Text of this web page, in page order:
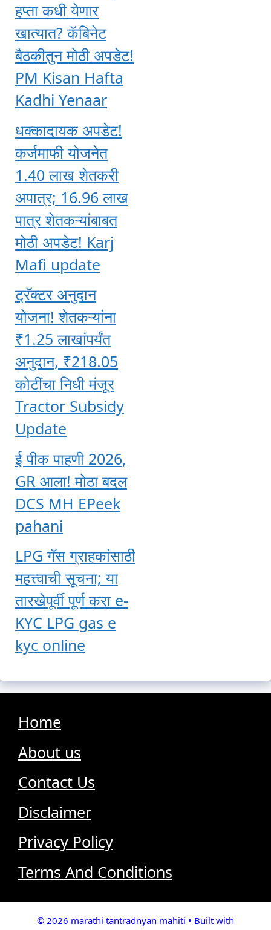
हप्ता कधी येणार
खात्यात? कॅबिनेट
बैठकीतुन मोठी अपडेट!
PM Kisan Hafta
Kadhi Yenaar
धक्कादायक अपडेट!
कर्जमाफी योजनेत
1.40 लाख शेतकरी
अपात्र; 16.96 लाख
पात्र शेतकऱ्यांबाबत
मोठी अपडेट! Karj
Mafi update
ट्रॅक्टर अनुदान
योजना! शेतकऱ्यांना
₹1.25 लाखांपर्यंत
अनुदान, ₹218.05
कोटींचा निधी मंजूर
Tractor Subsidy
Update
ई पीक पाहणी 2026,
GR आला! मोठा बदल
DCS MH EPeek
pahani
LPG गॅस ग्राहकांसाठी
महत्त्वाची सूचना; या
तारखेपूर्वी पूर्ण करा e-
KYC LPG gas e
kyc online
Home
About us
Contact Us
Disclaimer
Privacy Policy
Terms And Conditions
© 2026 marathi tantradnyan mahiti • Built with